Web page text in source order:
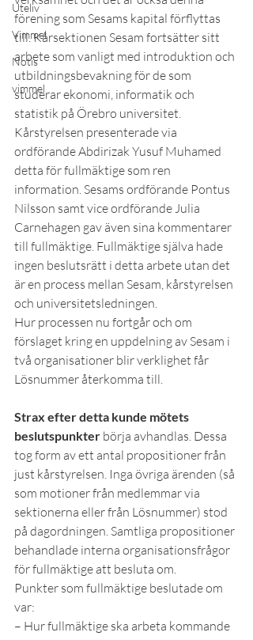
Uteliv
Vimmel
Notis
vimmel
förening som Sesams kapital förflyttas
till. Kårsektionen Sesam fortsätter sitt
arbete som vanligt med introduktion och
utbildningsbevakning för de som
studerar ekonomi, informatik och
statistik på Örebro universitet.
Kårstyrelsen presenterade via
ordförande Abdirizak Yusuf Muhamed
detta för fullmäktige som ren
information. Sesams ordförande Pontus
Nilsson samt vice ordförande Julia
Carnehagen gav även sina kommentarer
till fullmäktige. Fullmäktige själva hade
ingen beslutsrätt i detta arbete utan det
är en process mellan Sesam, kårstyrelsen
och universitetsledningen.
Hur processen nu fortgår och om
förslaget kring en uppdelning av Sesam i
två organisationer blir verklighet får
Lösnummer återkomma till.
Strax efter detta kunde mötets
beslutspunkter börja avhandlas. Dessa
tog form av ett antal propositioner från
just kårstyrelsen. Inga övriga ärenden (så
som motioner från medlemmar via
sektionerna eller från Lösnummer) stod
på dagordningen. Samtliga propositioner
behandlade interna organisationsfrågor
för fullmäktige att besluta om.
Punkter som fullmäktige beslutade om
var:
– Hur fullmäktige ska arbeta kommande